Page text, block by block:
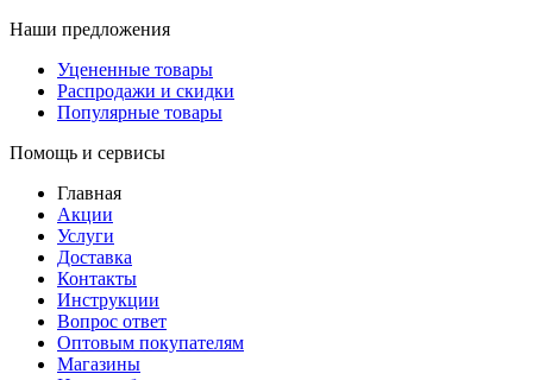
Наши предложения
Уцененные товары
Распродажи и скидки
Популярные товары
Помощь и сервисы
Главная
Акции
Услуги
Доставка
Контакты
Инструкции
Вопрос ответ
Оптовым покупателям
Магазины